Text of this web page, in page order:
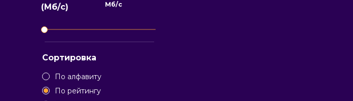
(Мб/с)
Мб/с
Сортировка
По алфавиту
По рейтингу